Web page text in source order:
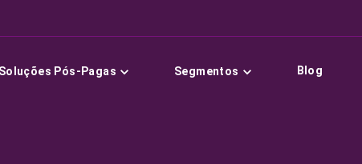
Soluções Pós-Pagas Segmentos Blog